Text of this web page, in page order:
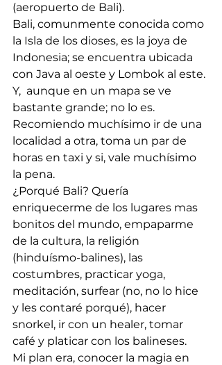
(aeropuerto de Bali).
Bali, comunmente conocida como
la Isla de los dioses, es la joya de
Indonesia; se encuentra ubicada
con Java al oeste y Lombok al este.
Y,  aunque en un mapa se ve
bastante grande; no lo es.
Recomiendo muchísimo ir de una
localidad a otra, toma un par de
horas en taxi y si, vale muchísimo
la pena.
¿Porqué Bali? Quería
enriquecerme de los lugares mas
bonitos del mundo, empaparme
de la cultura, la religión
(hinduísmo-balines), las
costumbres, practicar yoga,
meditación, surfear (no, no lo hice
y les contaré porqué), hacer
snorkel, ir con un healer, tomar
café y platicar con los balineses.
Mi plan era, conocer la magia en